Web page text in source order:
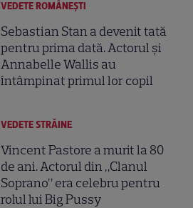
VEDETE ROMÂNEŞTI
Sebastian Stan a devenit tată
pentru prima dată. Actorul și
Annabelle Wallis au
întâmpinat primul lor copil
VEDETE STRĂINE
Vincent Pastore a murit la 80
de ani. Actorul din „Clanul
Soprano” era celebru pentru
rolul lui Big Pussy